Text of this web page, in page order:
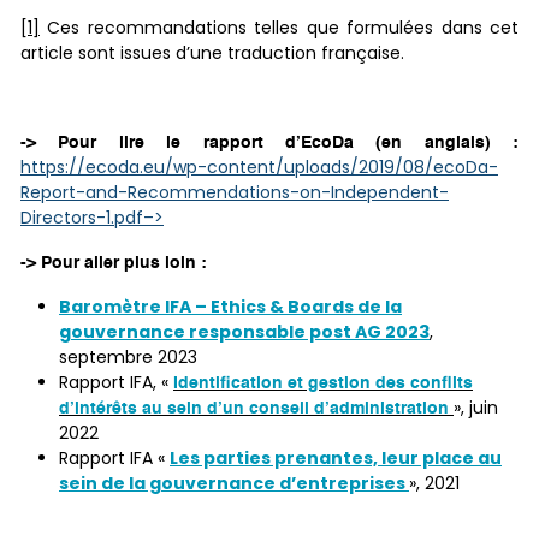
[1] Ces recommandations telles que formulées dans cet
article sont issues d’une traduction française.
-> Pour lire le rapport d’EcoDa (en anglais) :
https://ecoda.eu/wp-content/uploads/2019/08/ecoDa-
Report-and-Recommendations-on-Independent-
Directors-1.pdf–>
-> Pour aller plus loin :
Baromètre IFA – Ethics & Boards de la
gouvernance responsable post AG 2023,
septembre 2023
Rapport IFA, « Identification et gestion des conflits
d’intérêts au sein d’un conseil d’administration », juin
2022
Rapport IFA «Les parties prenantes, leur place au
sein de la gouvernance d’entreprises», 2021